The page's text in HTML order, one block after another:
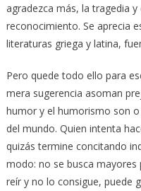
agradezca más, la tragedia
reconocimiento. Se aprecia
literaturas griega y latina,
Pero quede todo ello para
mera sugerencia asoman
humor y el humorismo son
del mundo. Quien intenta
quizás termine concitando
modo: no se busca mayores
reír y no lo consigue, puede